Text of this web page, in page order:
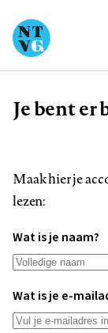
Je bent er
Maak hier je
lezen:
Wat is je naam?
Wat is je e-